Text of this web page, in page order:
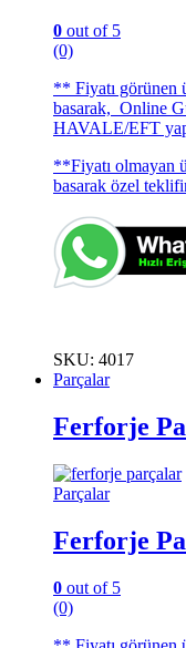
0 out of 5
(0)
** Fiyatı görünen
basarak, Online
HAVALE/EFT
**Fiyatı olmayan
basarak özel
SKU: 4017
Parçalar
Ferforje
Parçalar
Ferforje
0 out of 5
(0)